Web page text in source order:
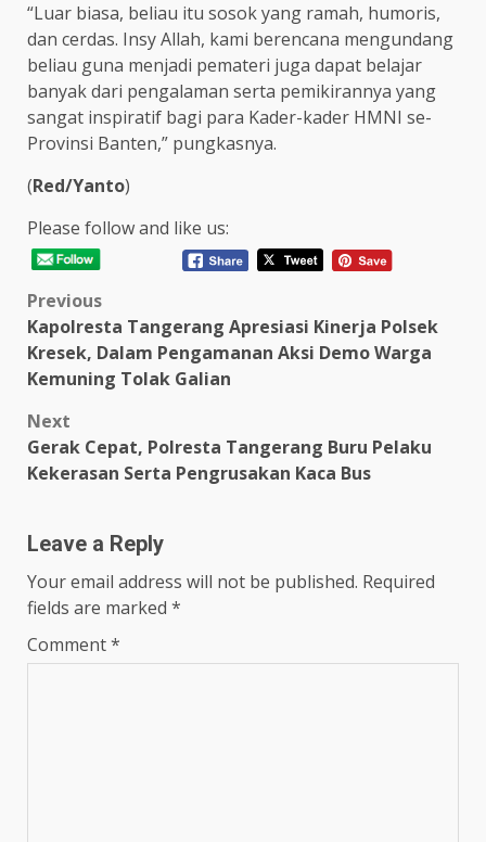
“Luar biasa, beliau itu sosok yang ramah, humoris,
dan cerdas. Insy Allah, kami berencana mengundang
beliau guna menjadi pemateri juga dapat belajar
banyak dari pengalaman serta pemikirannya yang
sangat inspiratif bagi para Kader-kader HMNI se-
Provinsi Banten,” pungkasnya.
(Red/Yanto)
Please follow and like us:
Post
navigation
Previous
Kapolresta Tangerang Apresiasi Kinerja Polsek
Kresek, Dalam Pengamanan Aksi Demo Warga
Kemuning Tolak Galian
Next
Gerak Cepat, Polresta Tangerang Buru Pelaku
Kekerasan Serta Pengrusakan Kaca Bus
Leave a Reply
Your email address will not be published. Required
fields are marked *
Comment*